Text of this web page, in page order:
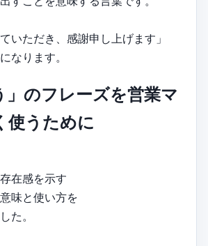
いただき、感謝申し上げます」
なります。
」のフレーズを営業マ
使うために
在感を示す
味と使い方を
た。